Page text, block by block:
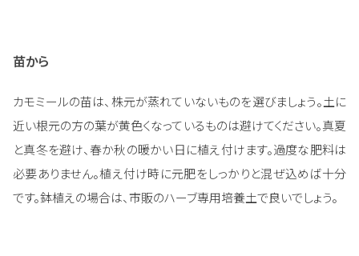
苗から
カモミールの苗は、株元が蒸れていないものを選びましょう。土に
近い根元の方の葉が黄色くなっているものは避けてください。真夏
と真冬を避け、春か秋の暖かい日に植え付けます。過度な肥料は
必要ありません。植え付け時に元肥をしっかりと混ぜ込めば十分
です。鉢植えの場合は、市販のハーブ専用培養土で良いでしょう。